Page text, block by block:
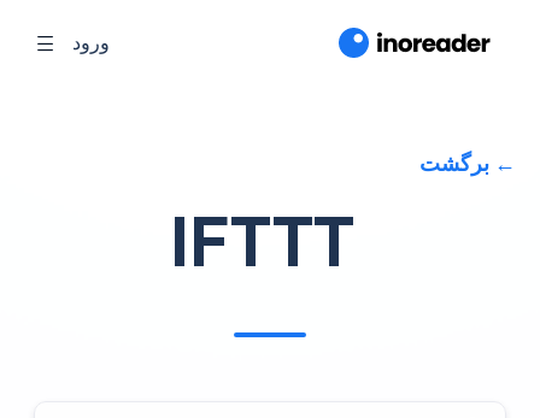
ورود
برگشت
IFTTT